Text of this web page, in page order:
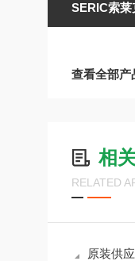
SERIC索莱
查看全部产
相
RELATED
原装供应